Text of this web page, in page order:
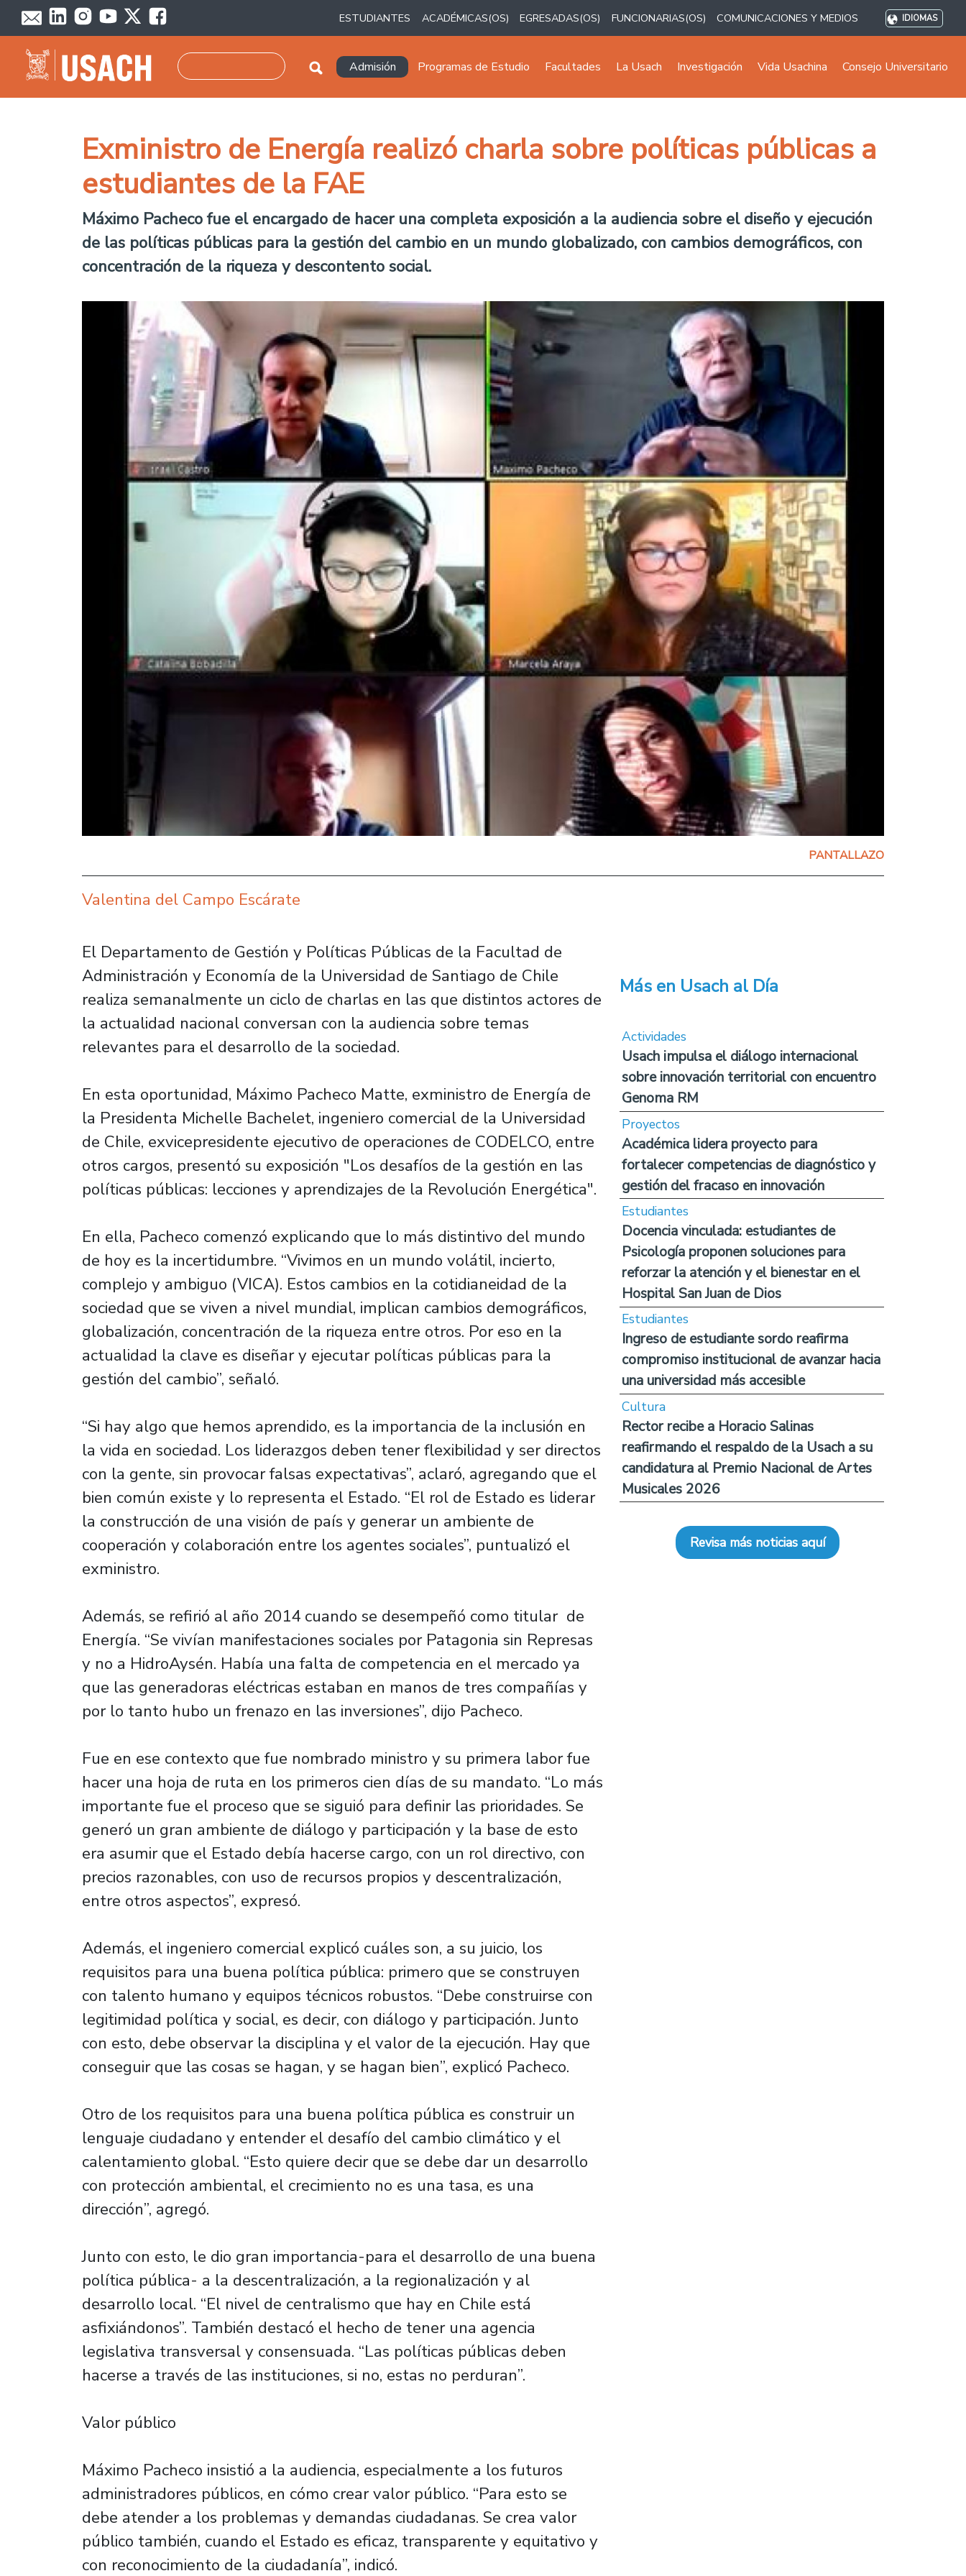
Pasar al contenido principal
ESTUDIANTES ACADÉMICAS(OS) EGRESADAS(OS) FUNCIONARIAS(OS) COMUNICACIONES Y MEDIOS IDIOMAS
Navegación principal
Admisión Programas de Estudio Facultades La Usach Investigación Vida Usachina Consejo Universitario
Exministro de Energía realizó charla sobre políticas públicas a
estudiantes de la FAE
Máximo Pacheco fue el encargado de hacer una completa exposición a la audiencia sobre el diseño y ejecución
de las políticas públicas para la gestión del cambio en un mundo globalizado, con cambios demográficos, con
concentración de la riqueza y descontento social.
PANTALLAZO
Valentina del Campo Escárate
El Departamento de Gestión y Políticas Públicas de la Facultad de
Administración y Economía de la Universidad de Santiago de Chile
realiza semanalmente un ciclo de charlas en las que distintos actores de
la actualidad nacional conversan con la audiencia sobre temas
relevantes para el desarrollo de la sociedad.
En esta oportunidad, Máximo Pacheco Matte, exministro de Energía de
la Presidenta Michelle Bachelet, ingeniero comercial de la Universidad
de Chile, exvicepresidente ejecutivo de operaciones de CODELCO, entre
otros cargos, presentó su exposición "Los desafíos de la gestión en las
políticas públicas: lecciones y aprendizajes de la Revolución Energética".
En ella, Pacheco comenzó explicando que lo más distintivo del mundo
de hoy es la incertidumbre. “Vivimos en un mundo volátil, incierto,
complejo y ambiguo (VICA). Estos cambios en la cotidianeidad de la
sociedad que se viven a nivel mundial, implican cambios demográficos,
globalización, concentración de la riqueza entre otros. Por eso en la
actualidad la clave es diseñar y ejecutar políticas públicas para la
gestión del cambio”, señaló.
“Si hay algo que hemos aprendido, es la importancia de la inclusión en
la vida en sociedad. Los liderazgos deben tener flexibilidad y ser directos
con la gente, sin provocar falsas expectativas”, aclaró, agregando que el
bien común existe y lo representa el Estado. “El rol de Estado es liderar
la construcción de una visión de país y generar un ambiente de
cooperación y colaboración entre los agentes sociales”, puntualizó el
exministro.
Además, se refirió al año 2014 cuando se desempeñó como titular de
Energía. “Se vivían manifestaciones sociales por Patagonia sin Represas
y no a HidroAysén. Había una falta de competencia en el mercado ya
que las generadoras eléctricas estaban en manos de tres compañías y
por lo tanto hubo un frenazo en las inversiones”, dijo Pacheco.
Fue en ese contexto que fue nombrado ministro y su primera labor fue
hacer una hoja de ruta en los primeros cien días de su mandato. “Lo más
importante fue el proceso que se siguió para definir las prioridades. Se
generó un gran ambiente de diálogo y participación y la base de esto
era asumir que el Estado debía hacerse cargo, con un rol directivo, con
precios razonables, con uso de recursos propios y descentralización,
entre otros aspectos”, expresó.
Además, el ingeniero comercial explicó cuáles son, a su juicio, los
requisitos para una buena política pública: primero que se construyen
con talento humano y equipos técnicos robustos. “Debe construirse con
legitimidad política y social, es decir, con diálogo y participación. Junto
con esto, debe observar la disciplina y el valor de la ejecución. Hay que
conseguir que las cosas se hagan, y se hagan bien”, explicó Pacheco.
Otro de los requisitos para una buena política pública es construir un
lenguaje ciudadano y entender el desafío del cambio climático y el
calentamiento global. “Esto quiere decir que se debe dar un desarrollo
con protección ambiental, el crecimiento no es una tasa, es una
dirección”, agregó.
Junto con esto, le dio gran importancia-para el desarrollo de una buena
política pública- a la descentralización, a la regionalización y al
desarrollo local. “El nivel de centralismo que hay en Chile está
asfixiándonos”. También destacó el hecho de tener una agencia
legislativa transversal y consensuada. “Las políticas públicas deben
hacerse a través de las instituciones, si no, estas no perduran”.
Valor público
Máximo Pacheco insistió a la audiencia, especialmente a los futuros
administradores públicos, en cómo crear valor público. “Para esto se
debe atender a los problemas y demandas ciudadanas. Se crea valor
público también, cuando el Estado es eficaz, transparente y equitativo y
con reconocimiento de la ciudadanía”, indicó.
Más en Usach al Día
Actividades
Usach impulsa el diálogo internacional
sobre innovación territorial con encuentro
Genoma RM
Proyectos
Académica lidera proyecto para
fortalecer competencias de diagnóstico y
gestión del fracaso en innovación
Estudiantes
Docencia vinculada: estudiantes de
Psicología proponen soluciones para
reforzar la atención y el bienestar en el
Hospital San Juan de Dios
Estudiantes
Ingreso de estudiante sordo reafirma
compromiso institucional de avanzar hacia
una universidad más accesible
Cultura
Rector recibe a Horacio Salinas
reafirmando el respaldo de la Usach a su
candidatura al Premio Nacional de Artes
Musicales 2026
Revisa más noticias aquí